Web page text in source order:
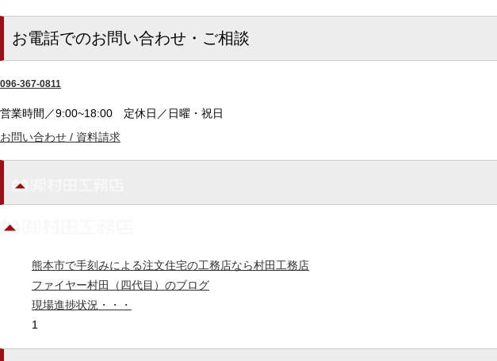
お電話でのお問い合わせ・ご相談
096-367-0811
営業時間／9:00~18:00 定休日／日曜・祝日
お問い合わせ / 資料請求
熊本市で手刻みによる注文住宅の工務店なら村田工務店
ファイヤー村田（四代目）のブログ
現場進捗状況・・・
1